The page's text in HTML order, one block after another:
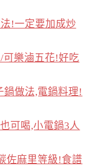
!一定要加成炒
可樂滷五花!好吃
鍋做法,電鍋料理!
可喝,小電鍋3人
佐麻里等級!食譜